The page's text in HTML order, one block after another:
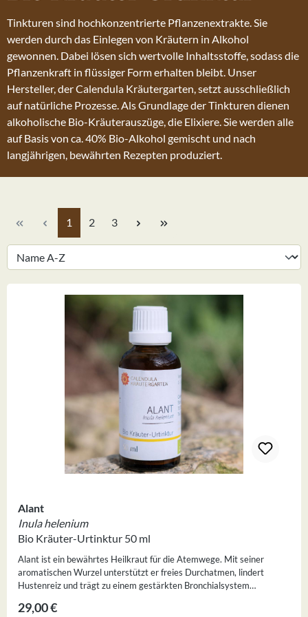
Tinkturen sind hochkonzentrierte Pflanzenextrakte. Sie
werden durch das Einlegen von Kräutern in Alkohol
gewonnen. Dabei lösen sich wertvolle Inhaltsstoffe, sodass die
Pflanzenkraft in flüssiger Form erhalten bleibt. Unser
Hersteller, der Calendula Kräutergarten, setzt ausschließlich
auf natürliche Prozesse. Als Grundlage der Tinkturen dienen
alkoholische Bio-Kräuterauszüge, die Elixiere. Sie werden alle
auf Basis von ca. 40% Bio-Alkohol gemischt und nach
langjährigen, bewährten Rezepten produziert.
Seite
1 Seite
2 Seite
3
Alant
Inula helenium
Bio Kräuter-Urtinktur 50 ml
Alant ist ein bewährtes Heilkraut für die Atemwege. Mit seiner
aromatischen Wurzel unterstützt er freies Durchatmen, lindert
Hustenreiz und trägt zu einem gestärkten Bronchialsystem
Hochgereinigtes Wasser Ph. Eur.*) aus eigenem, biologisch-
Regulärer Preis:
29,00 €